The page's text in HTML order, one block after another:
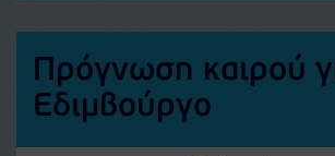
Πρόγνωση καιρού
Εδιμβούργο